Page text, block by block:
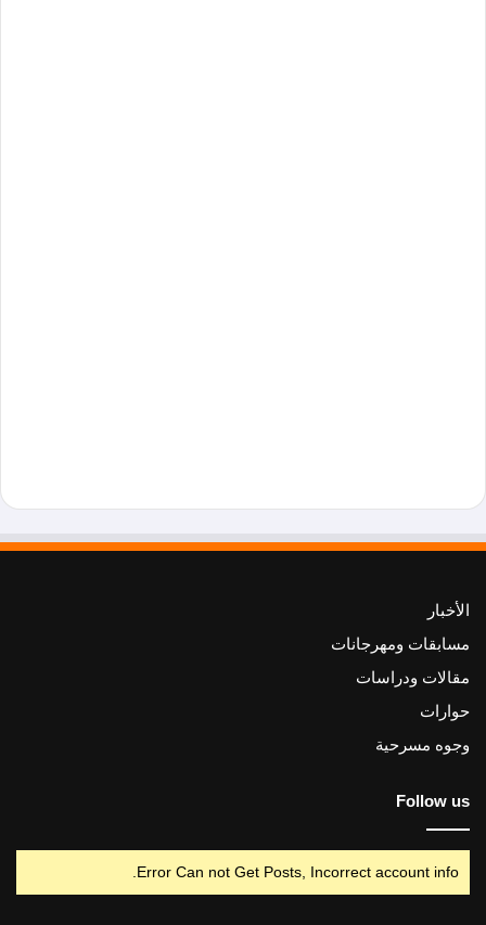
الأخبار
مسابقات ومهرجانات
مقالات ودراسات
حوارات
وجوه مسرحية
Follow us
Error Can not Get Posts, Incorrect account info.